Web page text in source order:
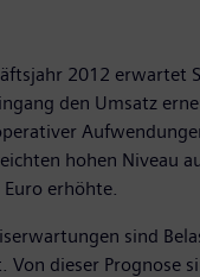
2012 erwartet
den Umsatz
hohen Niveau
erhöhte.
sind
Von dieser Prognose